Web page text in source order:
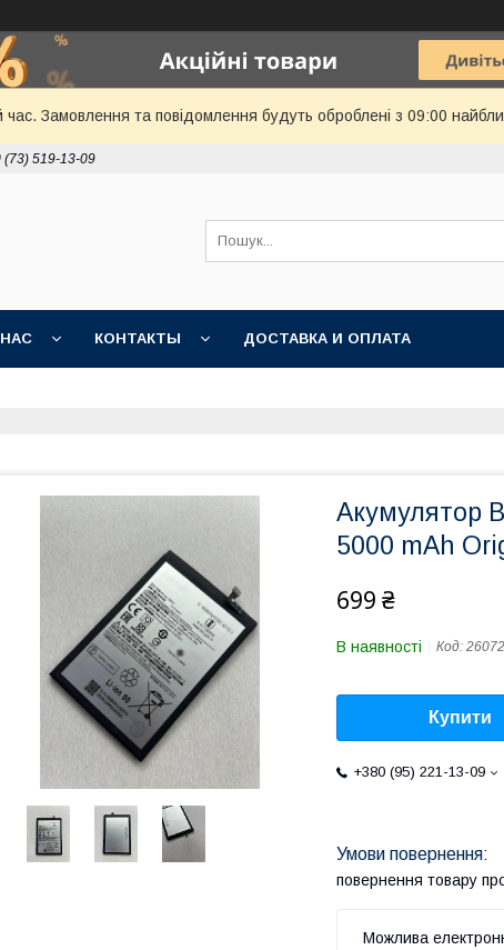
час. Замовлення та повідомлення будуть оброблені з 09:00
(73) 519-13-09
КОНТАКТЫ ДОСТАВКА И ОПЛАТА
Акумулятор
5000 mAh
699 ₴
В наявності Код:
Купити
+380 (95) 221-13-09
повернення товару